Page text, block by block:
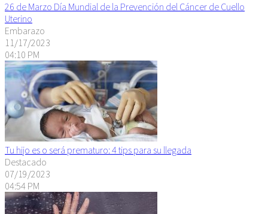
26 de Marzo Día Mundial de la Prevención del Cáncer de Cuello
Uterino
Embarazo
11/17/2023
04:10 PM
Tu hijo es o será prematuro: 4 tips para su llegada
Destacado
07/19/2023
04:54 PM